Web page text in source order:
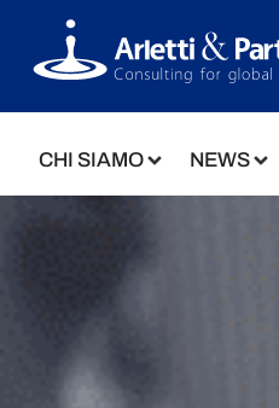
CHI SIAMO NEWS